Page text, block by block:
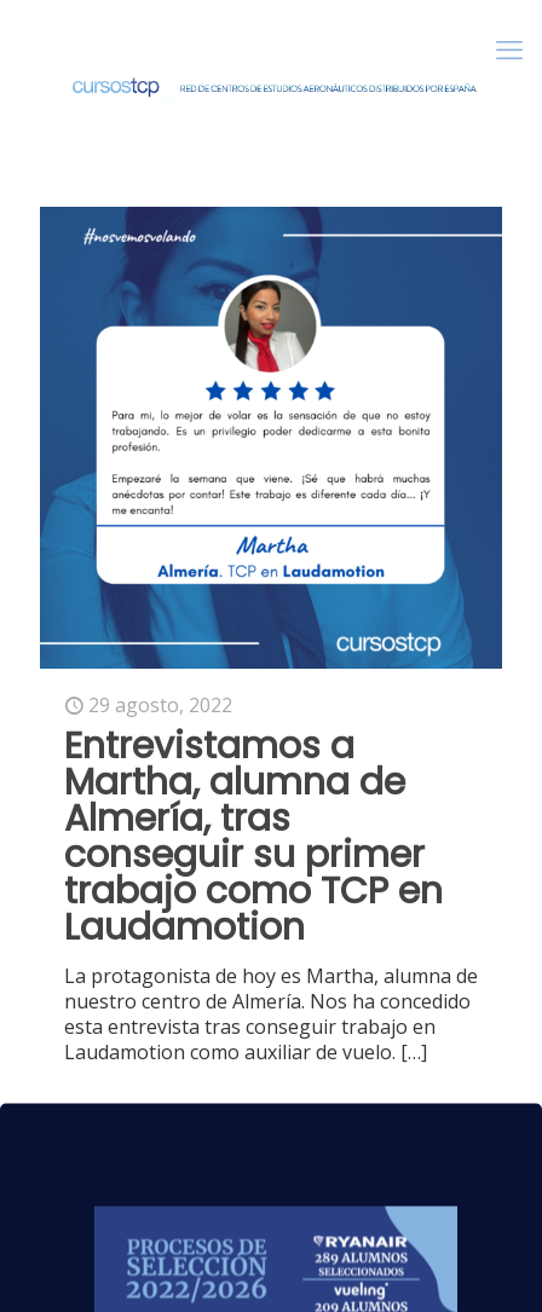
29 agosto, 2022
Entrevistamos a
Martha, alumna de
Almería, tras
conseguir su primer
trabajo como TCP en
Laudamotion
La protagonista de hoy es Martha, alumna de
nuestro centro de Almería. Nos ha concedido
esta entrevista tras conseguir trabajo en
Laudamotion como auxiliar de vuelo. […]